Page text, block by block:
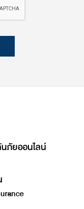
ภัยออนไลน์